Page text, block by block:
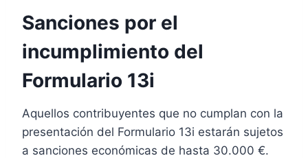
Sanciones por el
incumplimiento del
Formulario 13i
Aquellos contribuyentes que no cumplan con la
presentación del Formulario 13i estarán sujetos
a sanciones económicas de hasta 30.000 €.